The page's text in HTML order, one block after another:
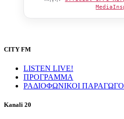
CITY FM
LISTEN LIVE!
ΠΡΟΓΡΑΜΜΑ
ΡΑΔΙΟΦΩΝΙΚΟΙ
Kanali 20